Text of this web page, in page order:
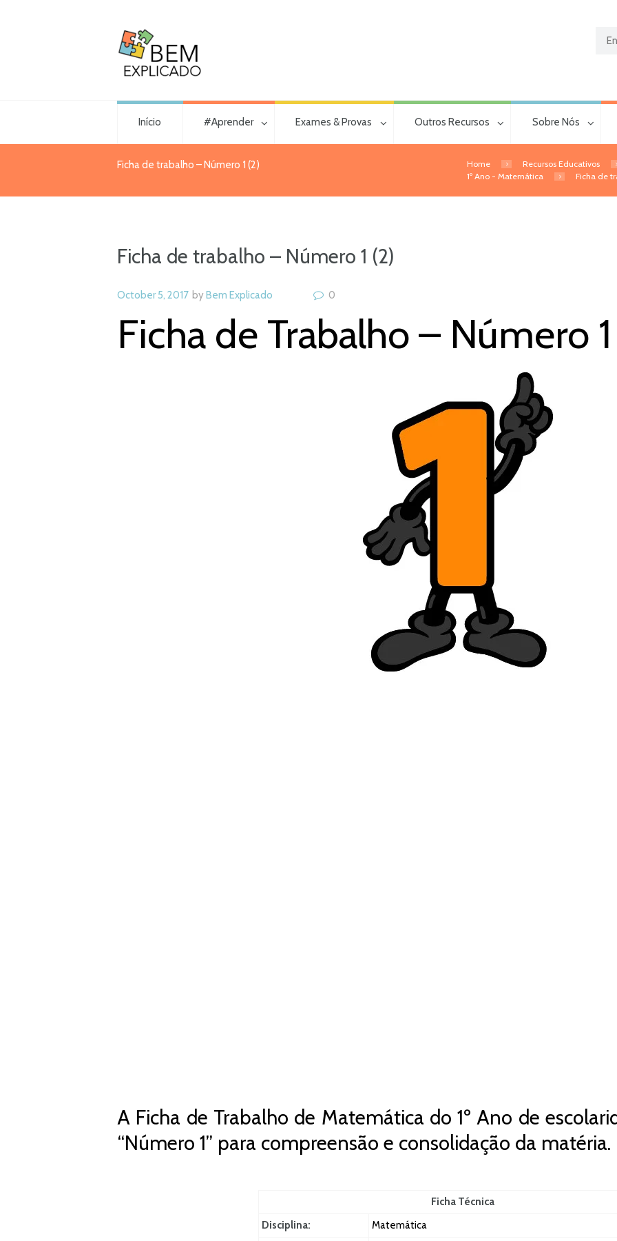
Início #Aprender Exames & Provas Outros Recursos Sobre Nós
Ficha de trabalho – Número 1 (2) Home
Recursos Educativos
1º Ano - Matemática
Ficha de
Ficha de trabalho – Número 1 (2)
October 5, 2017 byBem Explicado 0
Ficha de Trabalho – Número
A Ficha de Trabalho de Matemática do 1º Ano de
“Número 1” para compreensão e consolidação da matéria.
Ficha Técnica
Disciplina:
Matemática